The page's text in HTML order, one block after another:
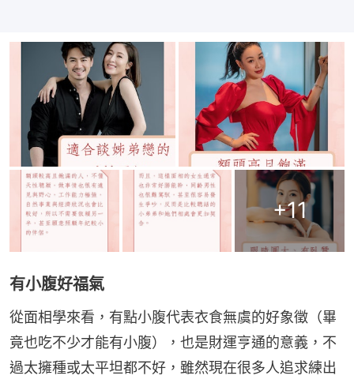
+11
有小腹好福氣
從面相學來看，有點小腹代表衣食無虞的好象徵（畢
竟也吃不少才能有小腹），也是財運亨通的意義，不
過太擁種或太平坦都不好，雖然現在很多人追求練出